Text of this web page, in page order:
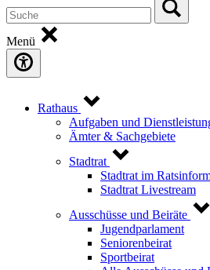
Menü
Rathaus
Aufgaben und
Ämter & Sachgebiete
Stadtrat
Stadtrat im
Stadtrat Livestream
Ausschüsse und Beiräte
Jugendparlament
Seniorenbeirat
Sportbeirat